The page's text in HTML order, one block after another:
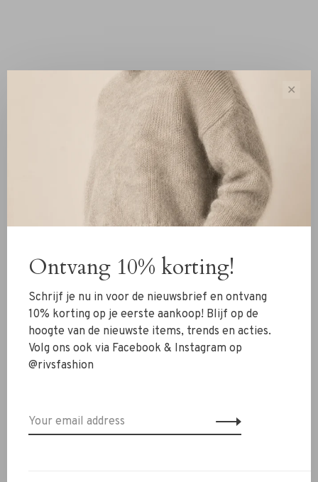
Showing 1 - 0 of 0
Shoes
Jewelry
Accessoires
SALE
Contact Information
✕
Ontvang 10% korting!
Schrijf je nu in voor de nieuwsbrief en ontvang
10% korting op je eerste aankoop! Blijf op de
hoogte van de nieuwste items, trends en acties.
Volg ons ook via Facebook & Instagram op
@rivsfashion